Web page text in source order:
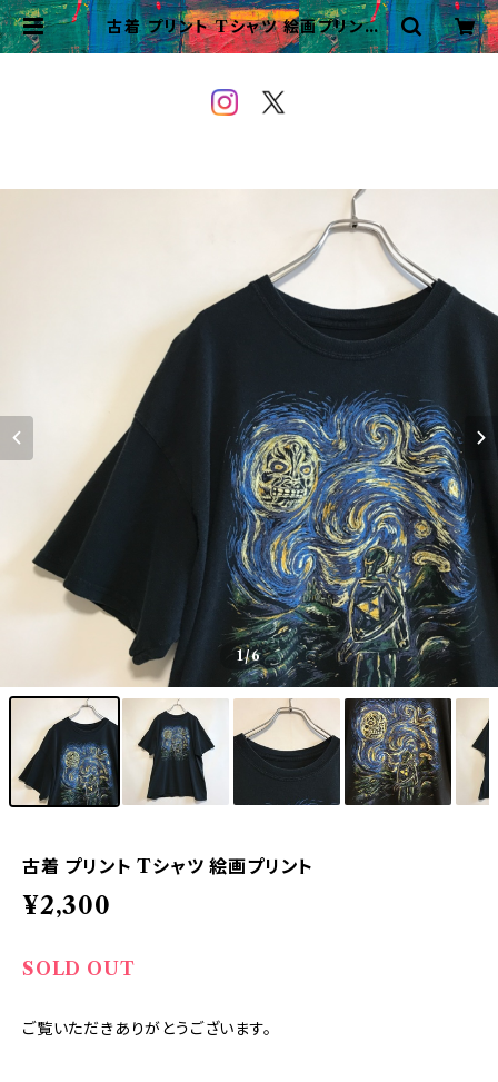
古着 プリント Tシャツ 絵画プリント |
VINTAGE&USED OWEYOU
1/6
古着 プリント Tシャツ 絵画プリント
¥2,300
SOLD OUT
ご覧いただきありがとうございます。